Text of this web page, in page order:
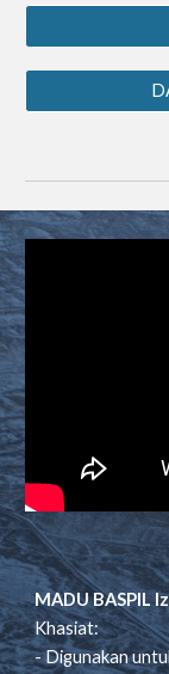
MADU BASPIL
Khasiat:
- Digunakan